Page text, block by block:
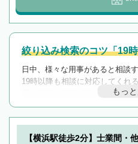
絞り込み検索のコツ「19
日中、様々な用事があると相談
19時以降も相談に対応してくれ
遅い時間の相談が増えそうな場
んで検索してみましょう。
19時以降
を加え
もっ
【横浜駅徒歩2分】士業間・